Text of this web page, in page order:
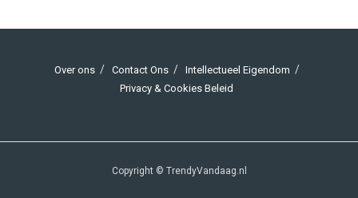
Over ons Contact Ons
Intellectueel Eigendom
Privacy & Cookies Beleid
Copyright © TrendyVandaag.nl